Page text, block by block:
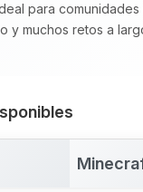
para
y muchos retos a